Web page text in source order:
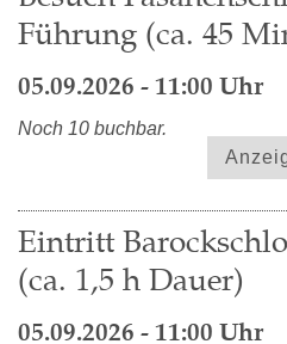
Führung (ca. 45
05.09.2026 - 11:00 Uhr
Noch 10 buchbar.
Eintritt
(ca. 1,5 h Dauer)
05.09.2026 - 11:00 Uhr